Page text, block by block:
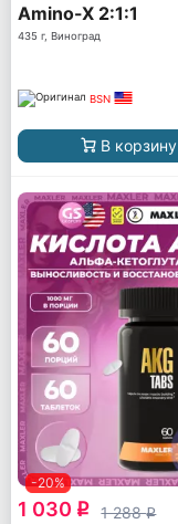
Amino-X 2:1:1
435 г, Виноград
BSN
В корзину
-20%
1 030 q 1 288q